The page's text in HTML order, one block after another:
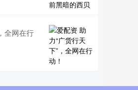
全网在行